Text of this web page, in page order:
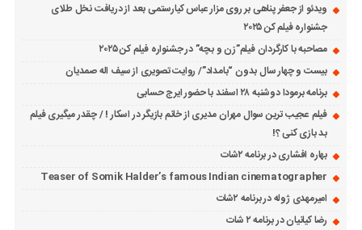
ویدئو از جعفر پناهی بر روی مزار عباس کیارستمی بعد از دریافت نخل طلای
جشنواره فیلم کن ۲۰۲۵
مصاحبه با کارگردان فیلم”زن و بچه” در جشنواره فیلم کن ۲۰۲۵
بیست و چهار سال بدون “بامداد”/ روایت تصویری از سیف اله صمدیان
برنامه برمودا دوشنبه ۲۸ اسفند با حضور ایرج حسابی
فیلم عجیب ترین سوال مهران مدیری از خانم بازیگر در اسکار ! / چقدر میگیری فیلم
بد بازی کنی ؟!
بهاره افشاری در برنامه ۲شات
Teaser of Somik Halder’s famous Indian cinematographer
امیرمهدی ژوله در برنامه ۲شات
رضا کیانیان در برنامه ۲ شات